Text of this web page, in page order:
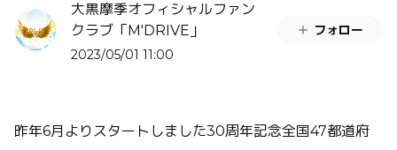
大黒摩季オフィシャルファン
クラブ「M'DRIVE」
2023/05/01 11:00
フォロー
昨年6月よりスタートしました30周年記念全国47都道府